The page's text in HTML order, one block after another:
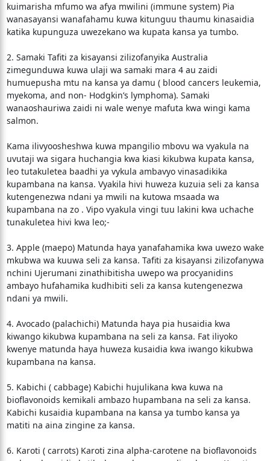
kuimarisha mfumo wa afya mwilini (immune system) Pia
wanasayansi wanafahamu kuwa kitunguu thaumu kinasaidia
katika kupunguza uwezekano wa kupata kansa ya tumbo.
2. Samaki Tafiti za kisayansi zilizofanyika Australia
zimegunduwa kuwa ulaji wa samaki mara 4 au zaidi
humuepusha mtu na kansa ya damu ( blood cancers leukemia,
myekoma, and non- Hodgkin’s lymphoma). Samaki
wanaoshauriwa zaidi ni wale wenye mafuta kwa wingi kama
salmon.
Kama ilivyoosheshwa kuwa mpangilio mbovu wa vyakula na
uvutaji wa sigara huchangia kwa kiasi kikubwa kupata kansa,
leo tutakuletea baadhi ya vykula ambavyo vinasadikika
kupambana na kansa. Vyakila hivi huweza kuzuia seli za kansa
kutengenezwa ndani ya mwili na kutowa msaada wa
kupambana na zo . Vipo vyakula vingi tuu lakini kwa uchache
tunakuletea hivi kwa leo;-
3. Apple (maepo) Matunda haya yanafahamika kwa uwezo wake
mkubwa wa kuuwa seli za kansa. Tafiti za kisayansi zilizofanywa
nchini Ujerumani zinathibitisha uwepo wa procyanidins
ambayo hufahamika kudhibiti seli za kansa kutengenezwa
ndani ya mwili.
4. Avocado (palachichi) Matunda haya pia husaidia kwa
kiwango kikubwa kupambana na seli za kansa. Fat iliyoko
kwenye matunda haya huweza kusaidia kwa iwango kikubwa
kupambana na kansa.
5. Kabichi ( cabbage) Kabichi hujulikana kwa kuwa na
bioflavonoids kemikali ambazo hupambana na seli za kansa.
Kabichi kusaidia kupambana na kansa ya tumbo kansa ya
matiti na aina zingine za kansa.
6. Karoti ( carrots) Karoti zina alpha-carotene na bioflavonoids